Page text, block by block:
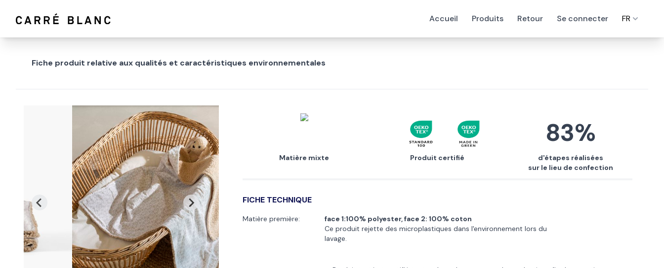
Accueil Produits Retour Se connecter FR
Fiche produit relative aux qualités et caractéristiques environnementales
Matière mixte Produit certifié
83%
d'étapes réalisées
sur le lieu de confection
FICHE TECHNIQUE
Matière première:
face 1:100% polyester, face 2: 100% coton
Ce produit rejette des microplastiques dans l'environnement lors du
lavage.